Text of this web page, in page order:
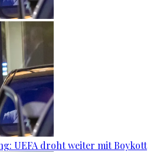
UEFA droht weiter mit Boykott